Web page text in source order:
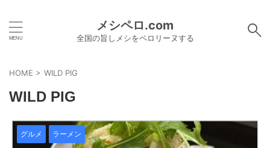
メシペロ.com
全国の旨しメシをペロリーヌする
HOME > WILD PIG
WILD PIG
グルメ ラーメン